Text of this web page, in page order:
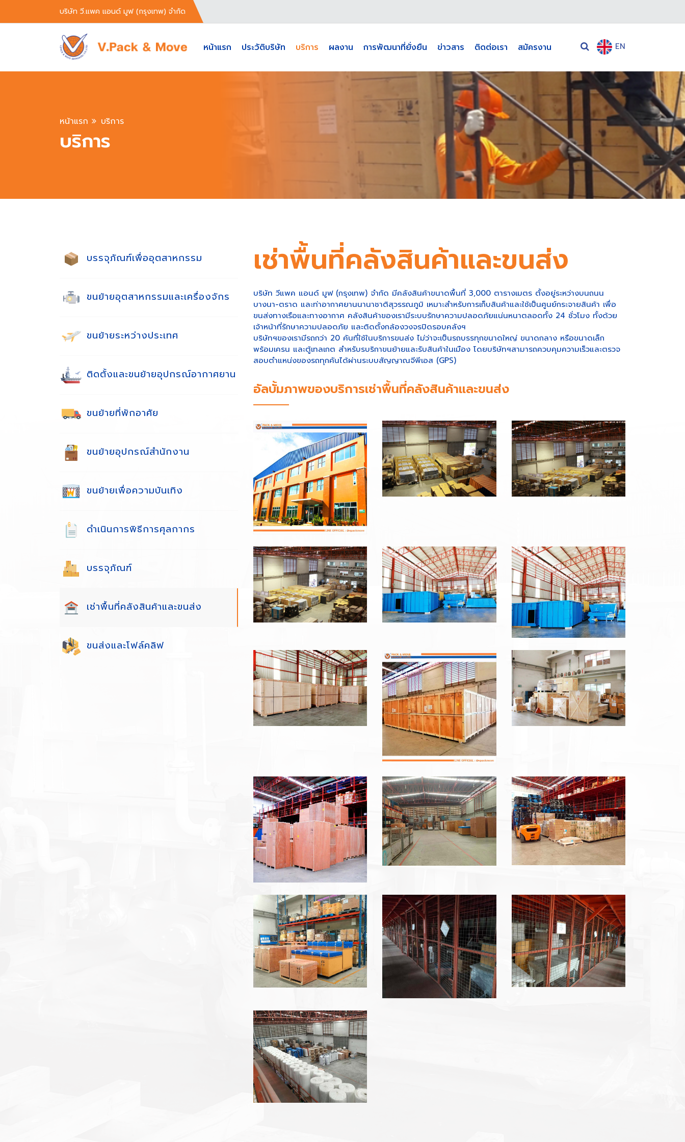
บริษัท วี.แพค แอนด์ มูฟ (กรุงเทพ) จำกัด
EN
หน้าแรก ประวัติบริษัท บริการ ผลงาน การพัฒนาที่ยั่งยืน ข่าวสาร ติดต่อเรา สมัครงาน
หน้าแรก บริการ
บริการ
บรรจุภัณฑ์เพื่ออุตสาหกรรม
ขนย้ายอุตสาหกรรมและเครื่องจักร
ขนย้ายระหว่างประเทศ
ติดตั้งและขนย้ายอุปกรณ์อากาศยาน
ขนย้ายที่พักอาศัย
ขนย้ายอุปกรณ์สำนักงาน
ขนย้ายเพื่อความบันเทิง
ดำเนินการพิธีการศุลกากร
บรรจุภัณฑ์
เช่าพื้นที่คลังสินค้าและขนส่ง
ขนส่งและโฟล์คลิฟ
เช่าพื้นที่คลังสินค้าและขนส่ง
บริษัท วีแพค แอนด์ มูฟ (กรุงเทพ) จำกัด มีคลังสินค้าขนาดพื้นที่ 3,000 ตารางเมตร ตั้งอยู่ระหว่างบนถนน
บางนา-ตราด และท่าอากาศยานนานาชาติสุวรรณภูมิ เหมาะสำหรับการเก็บสินค้าและใช้เป็นศูนย์กระจายสินค้า เพื่อ
ขนส่งทางเรือและทางอากาศ คลังสินค้าของเรามีระบบรักษาความปลอดภัยแน่นหนาตลอดทั้ง 24 ชั่วโมง ทั้งด้วย
เจ้าหน้าที่รักษาความปลอดภัย และติดตั้งกล้องวงจรปิดรอบคลังฯ
บริษัทฯของเรามีรถกว่า 20 คันที่ใช้ในบริการขนส่ง ไม่ว่าจะเป็นรถบรรทุกขนาดใหญ่ ขนาดกลาง หรือขนาดเล็ก
พร้อมเครน และตู้เทลเกต สำหรับรบริกาขนย้ายและรับสินค้าในเมือง โดยบริษัทฯสามารถควบคุมความเร็วและตรวจ
สอบตำแหน่งของรถทุกคันได้ผ่านระบบสัญญาณจีพีเอส (GPS)
อัลบั้มภาพของบริการเช่าพื้นที่คลังสินค้าและขนส่ง